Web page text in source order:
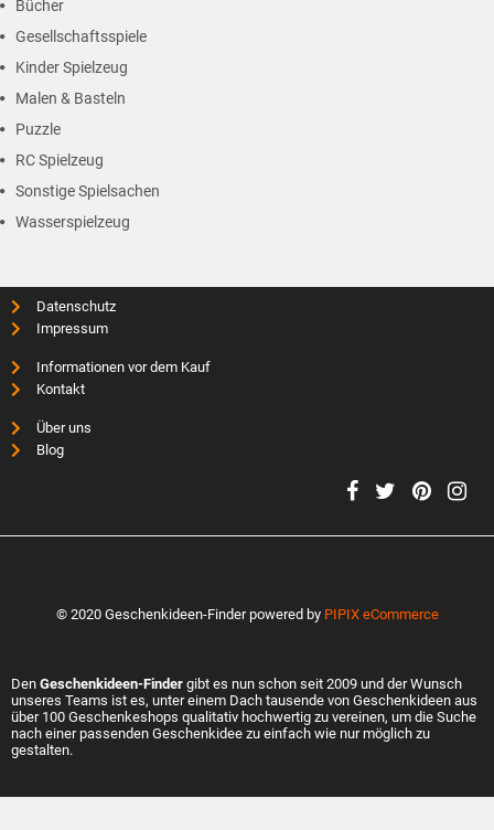
Bücher
Gesellschaftsspiele
Kinder Spielzeug
Malen & Basteln
Puzzle
RC Spielzeug
Sonstige Spielsachen
Wasserspielzeug
Datenschutz
Impressum
Informationen vor dem Kauf
Kontakt
Über uns
Blog
© 2020 Geschenkideen-Finder powered by PIPIX eCommerce
Den Geschenkideen-Finder gibt es nun schon seit 2009 und der Wunsch
unseres Teams ist es, unter einem Dach tausende von Geschenkideen aus
über 100 Geschenkeshops qualitativ hochwertig zu vereinen, um die Suche
nach einer passenden Geschenkidee zu einfach wie nur möglich zu
gestalten.